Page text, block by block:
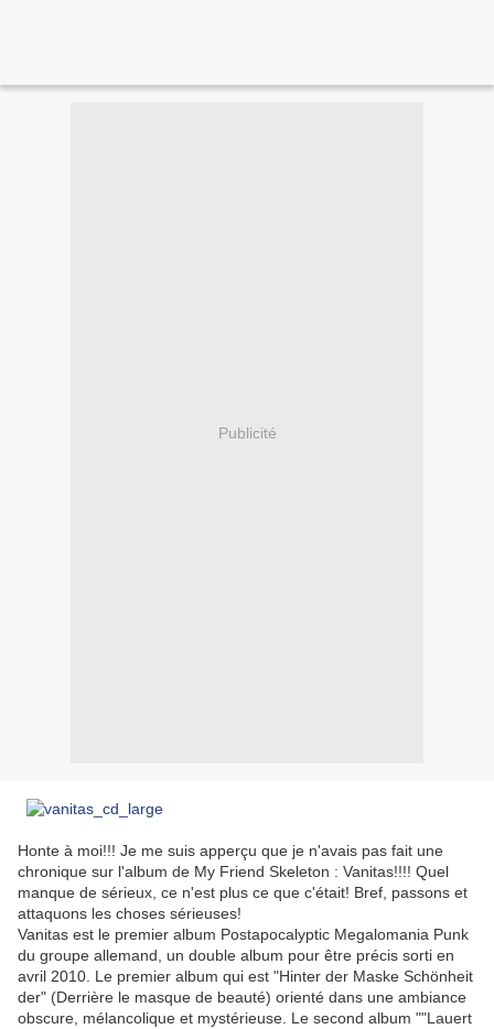
Publicité
Honte à moi!!! Je me suis apperçu que je n'avais pas fait une
chronique sur l'album de My Friend Skeleton : Vanitas!!!! Quel
manque de sérieux, ce n'est plus ce que c'était! Bref, passons et
attaquons les choses sérieuses!
Vanitas est le premier album Postapocalyptic Megalomania Punk
du groupe allemand, un double album pour être précis sorti en
avril 2010. Le premier album qui est "Hinter der Maske Schönheit
der" (Derrière le masque de beauté) orienté dans une ambiance
obscure, mélancolique et mystérieuse. Le second album ""Lauert